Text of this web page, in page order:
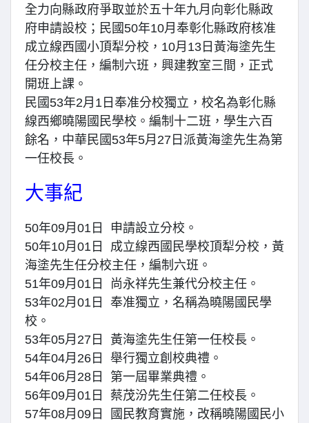
全力向縣政府爭取並於五十年九月向彰化縣政
府申請設校；民國50年10月奉彰化縣政府核准
成立線西國小頂犁分校，10月13日黃海塗先生
任分校主任，編制六班，興建教室三間，正式
開班上課。
民國53年2月1日奉准分校獨立，校名為彰化縣
線西鄉曉陽國民學校。編制十二班，學生六百
餘名，中華民國53年5月27日派黃海塗先生為第
一任校長。
大事紀
50年09月01日 申請設立分校。
50年10月01日 成立線西國民學校頂犁分校，黃
海塗先生任分校主任，編制六班。
51年09月01日 尚永祥先生兼代分校主任。
53年02月01日 奉准獨立，名稱為曉陽國民學
校。
53年05月27日 黃海塗先生任第一任校長。
54年04月26日 舉行獨立創校典禮。
54年06月28日 第一屆畢業典禮。
56年09月01日 蔡茂汾先生任第二任校長。
57年08月09日 國民教育實施，改稱曉陽國民小